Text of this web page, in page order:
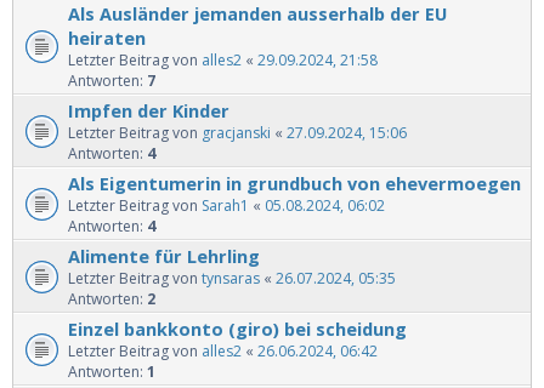
Als Ausländer jemanden ausserhalb der EU
heiraten
Letzter Beitrag von alles2 « 29.09.2024, 21:58
Antworten: 7
Impfen der Kinder
Letzter Beitrag von gracjanski « 27.09.2024, 15:06
Antworten: 4
Als Eigentumerin in grundbuch von ehevermoegen
Letzter Beitrag von Sarah1 « 05.08.2024, 06:02
Antworten: 4
Alimente für Lehrling
Letzter Beitrag von tynsaras « 26.07.2024, 05:35
Antworten: 2
Einzel bankkonto (giro) bei scheidung
Letzter Beitrag von alles2 « 26.06.2024, 06:42
Antworten: 1